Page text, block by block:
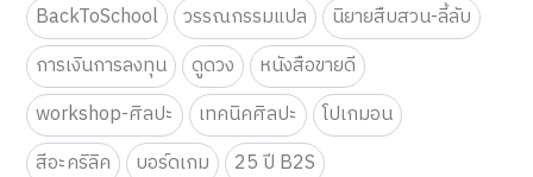
BackToSchool
วรรณกรรมแปล
นิยายสืบสวน-ลี้ลับ
การเงินการลงทุน
ดูดวง
หนังสือขายดี
workshop-ศิลปะ
เทคนิคศิลปะ
โปเกมอน
สีอะคริลิค
บอร์ดเกม 25 ปี B2S